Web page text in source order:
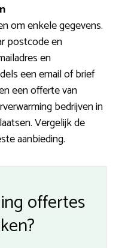
om enkele gegevens.
postcode en
en
een email of brief
een offerte van
bedrijven in
Vergelijk de
aanbieding.
offertes